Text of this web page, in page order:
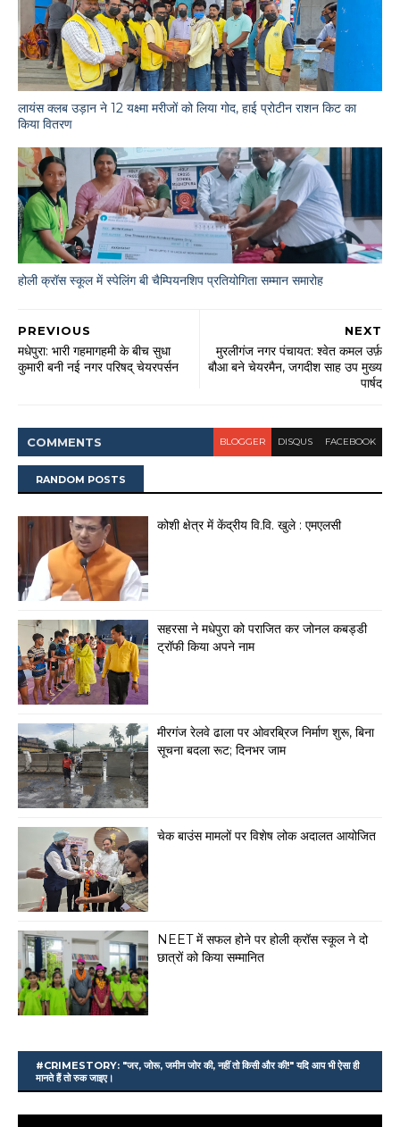
लायंस क्लब उड़ान ने 12 यक्ष्मा मरीजों को लिया गोद, हाई प्रोटीन राशन किट का
किया वितरण
होली क्रॉस स्कूल में स्पेलिंग बी चैम्पियनशिप प्रतियोगिता सम्मान समारोह
NEXT
मुरलीगंज नगर पंचायत: श्वेत कमल उर्फ़
बौआ बने चेयरमैन, जगदीश साह उप मुख्य
पार्षद
PREVIOUS
मधेपुरा: भारी गहमागहमी के बीच सुधा
कुमारी बनी नई नगर परिषद् चेयरपर्सन
COMMENTS BLOGGER DISQUS FACEBOOK
RANDOM POSTS
कोशी क्षेत्र में केंद्रीय वि.वि. खुले : एमएलसी
सहरसा ने मधेपुरा को पराजित कर जोनल कबड्डी
ट्रॉफी किया अपने नाम
मीरगंज रेलवे ढाला पर ओवरब्रिज निर्माण शुरू, बिना
सूचना बदला रूट; दिनभर जाम
चेक बाउंस मामलों पर विशेष लोक अदालत आयोजित
NEET में सफल होने पर होली क्रॉस स्कूल ने दो
छात्रों को किया सम्मानित
#CRIMESTORY: "जर, जोरू, जमीन जोर की, नहीं तो किसी और की!" यदि आप भी ऐसा ही
मानते हैं तो रुक जाइए।